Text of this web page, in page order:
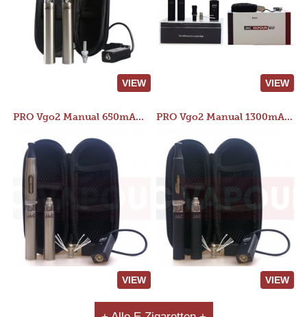
VIEW VIEW
PRO Vgo2 Manual 650mAh Kit
VIEW
PRO Vgo2 Manual 1300mAh Kit
VIEW